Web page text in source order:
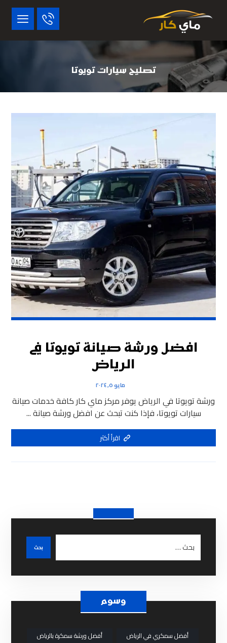
تصليح سيارات تويوتا
افضل ورشة صيانة تويوتا في
الرياض
مايو ٥, ٢٠٢٤
ورشة تويوتا في الرياض يوفر مركز ماي كار كافة خدمات صيانة
سيارات تويوتا، فإذا كنت تبحث عن افضل ورشة صيانة ...
اقرأ أكثر
وسوم
أفضل سمكري في الرياض
أفضل ورشة سمكرة بالرياض